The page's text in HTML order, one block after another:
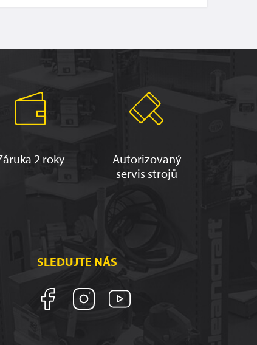
2 roky
Autorizovaný
servis strojů
SLEDUJTE NÁS